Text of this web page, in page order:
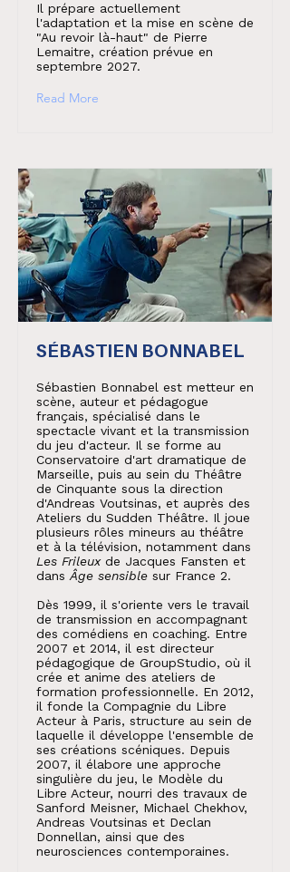
Il prépare actuellement
l'adaptation et la mise en scène de
"Au revoir là-haut" de Pierre
Lemaitre, création prévue en
septembre 2027.
Read More
SÉBASTIEN BONNABEL
Sébastien Bonnabel est metteur en
scène, auteur et pédagogue
français, spécialisé dans le
spectacle vivant et la transmission
du jeu d'acteur. Il se forme au
Conservatoire d'art dramatique de
Marseille, puis au sein du Théâtre
de Cinquante sous la direction
d'Andreas Voutsinas, et auprès des
Ateliers du Sudden Théâtre. Il joue
plusieurs rôles mineurs au théâtre
et à la télévision, notamment dans
Les Frileuxde Jacques Fansten et
dans Âge sensible sur France 2.
Dès 1999, il s'oriente vers le travail
de transmission en accompagnant
des comédiens en coaching. Entre
2007 et 2014, il est directeur
pédagogique de GroupStudio, où il
crée et anime des ateliers de
formation professionnelle. En 2012,
il fonde la Compagnie du Libre
Acteur à Paris, structure au sein de
laquelle il développe l'ensemble de
ses créations scéniques. Depuis
2007, il élabore une approche
singulière du jeu, le Modèle du
Libre Acteur, nourri des travaux de
Sanford Meisner, Michael Chekhov,
Andreas Voutsinas et Declan
Donnellan, ainsi que des
neurosciences contemporaines.